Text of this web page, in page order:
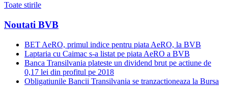
Toate stirile
Noutati BVB
BET AeRO, primul indice pentru piata AeRO, la BVB
Laptaria cu Caimac s-a listat pe piata AeRO a BVB
Banca Transilvania plateste un dividend brut pe actiune de
0,17 lei din profitul pe 2018
Obligatiunile Bancii Transilvania se tranzactioneaza la Bursa